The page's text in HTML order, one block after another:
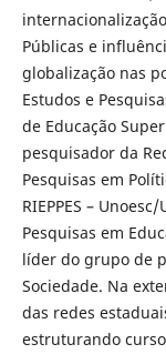
Públicas e
globalização nas
Estudos e
de Educação
pesquisador da
Pesquisas em
RIEPPES –
Pesquisas em
líder do grupo de
Sociedade. Na
das redes
estruturando